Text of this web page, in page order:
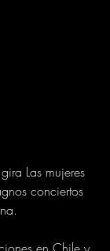
Las mujeres
conciertos